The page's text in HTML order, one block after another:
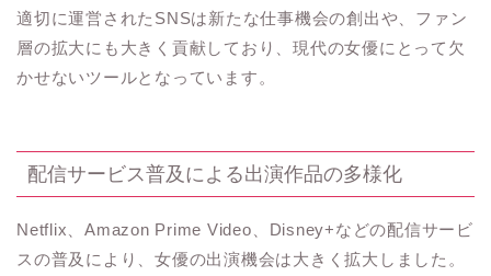
適切に運営されたSNSは新たな仕事機会の創出や、ファン
層の拡大にも大きく貢献しており、現代の女優にとって欠
かせないツールとなっています。
配信サービス普及による出演作品の多様化
Netflix、Amazon Prime Video、Disney+などの配信サービ
スの普及により、女優の出演機会は大きく拡大しました。